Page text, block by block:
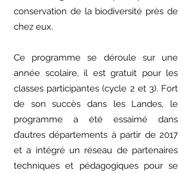
conservation de la biodiversité près de
chez eux.
Ce programme se déroule sur une
année scolaire, il est gratuit pour les
classes participantes (cycle 2 et 3). Fort
de son succès dans les Landes, le
programme a été essaimé dans
d’autres départements à partir de 2017
et a intégré un réseau de partenaires
techniques et pédagogiques pour se